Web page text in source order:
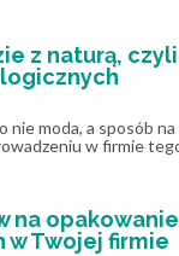
z naturą,
nie moda, a sposób
w firmie
na
w Twojej firmie